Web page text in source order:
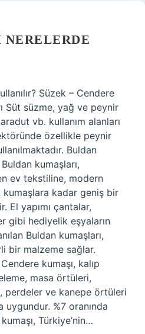
NERELERDE
Süzek – Cendere
Süt süzme, yağ ve peynir
vb. kullanım alanları
özellikle peynir
Buldan
kumaşları,
ev tekstiline, modern
kadar geniş bir
El yapımı çantalar,
gibi hediyelik eşyaların
Buldan kumaşları,
bir malzeme sağlar.
kumaşı, kalıp
masa örtüleri,
perdeler ve kanepe örtüleri
uygundur. %7 oranında
Türkiye’nin…